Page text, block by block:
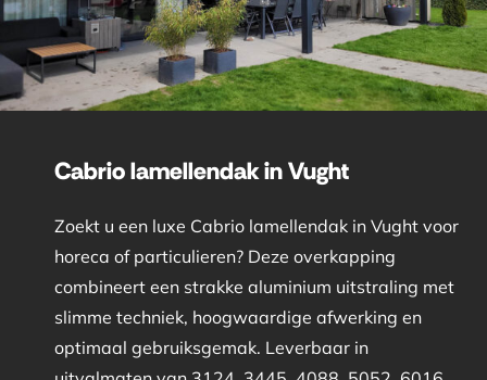
Cabrio lamellendak in Vught
Zoekt u een luxe Cabrio lamellendak in Vught voor
horeca of particulieren? Deze overkapping
combineert een strakke aluminium uitstraling met
slimme techniek, hoogwaardige afwerking en
optimaal gebruiksgemak. Leverbaar in